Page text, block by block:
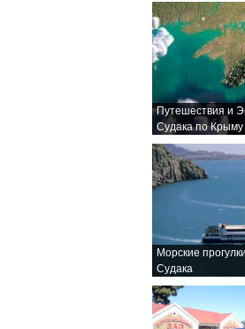
Путешествия и
Судака по Крыму
Морские
Судака